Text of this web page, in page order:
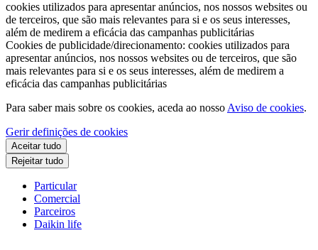
cookies utilizados para apresentar anúncios, nos nossos websites ou
de terceiros, que são mais relevantes para si e os seus interesses,
além de medirem a eficácia das campanhas publicitárias
Cookies de publicidade/direcionamento: cookies utilizados para
apresentar anúncios, nos nossos websites ou de terceiros, que são
mais relevantes para si e os seus interesses, além de medirem a
eficácia das campanhas publicitárias
Para saber mais sobre os cookies, aceda ao nosso Aviso de cookies.
Gerir definições de cookies
Aceitar tudo
Rejeitar tudo
Particular
Comercial
Parceiros
Daikin life